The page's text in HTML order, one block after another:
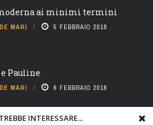
INTERESSARE...
ai minimi termini
MARI 5 FEBBRAIO 2018
Pauline
MARI 6 FEBBRAIO 2018